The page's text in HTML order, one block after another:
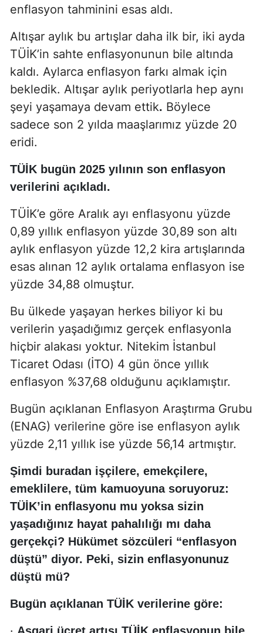
enflasyon tahminini esas aldı.
Altışar aylık bu artışlar daha ilk bir, iki ayda
TÜİK’in sahte enflasyonunun bile altında
kaldı. Aylarca enflasyon farkı almak için
bekledik. Altışar aylık periyotlarla hep aynı
şeyi yaşamaya devam ettik. Böylece
sadece son 2 yılda maaşlarımız yüzde 20
eridi.
TÜİK bugün 2025 yılının son enflasyon
verilerini açıkladı.
TÜİK’e göre Aralık ayı enflasyonu yüzde
0,89 yıllık enflasyon yüzde 30,89 son altı
aylık enflasyon yüzde 12,2 kira artışlarında
esas alınan 12 aylık ortalama enflasyon ise
yüzde 34,88 olmuştur.
Bu ülkede yaşayan herkes biliyor ki bu
verilerin yaşadığımız gerçek enflasyonla
hiçbir alakası yoktur. Nitekim İstanbul
Ticaret Odası (İTO) 4 gün önce yıllık
enflasyon %37,68 olduğunu açıklamıştır.
Bugün açıklanan Enflasyon Araştırma Grubu
(ENAG) verilerine göre ise enflasyon aylık
yüzde 2,11 yıllık ise yüzde 56,14 artmıştır.
Şimdi buradan işçilere, emekçilere,
emeklilere, tüm kamuoyuna soruyoruz:
TÜİK’in enflasyonu mu yoksa sizin
yaşadığınız hayat pahalılığı mı daha
gerçekçi? Hükümet sözcüleri “enflasyon
düştü” diyor. Peki, sizin enflasyonunuz
düştü mü?
Bugün açıklanan TÜİK verilerine göre: